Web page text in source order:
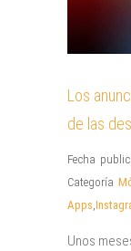
Los
de las
Fecha
Categoría
Apps,
Unos